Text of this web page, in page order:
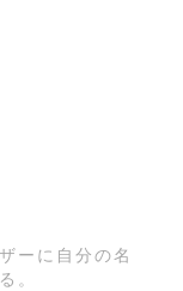
ーに自分の名
。